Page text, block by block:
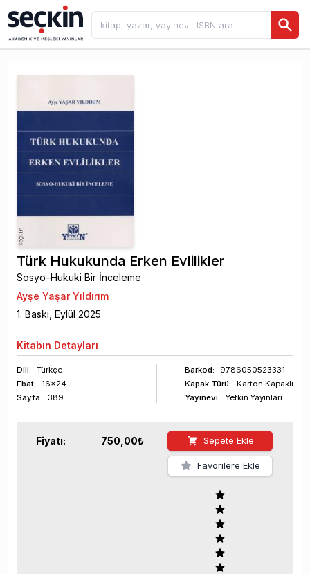
Türk Hukukunda Erken Evlilikler
Sosyo–Hukuki Bir İnceleme
Ayşe Yaşar Yıldırım
1. Baskı, Eylül 2025
Kitabın Detayları
Dili:
Türkçe
Ebat:
16x24
Sayfa: 389
Barkod:
9786050523331
Kapak Türü:
Karton Kapaklı
Yayınevi:
Yetkin Yayınları
Fiyatı: 750,00₺ Sepete Ekle
Favorilere Ekle